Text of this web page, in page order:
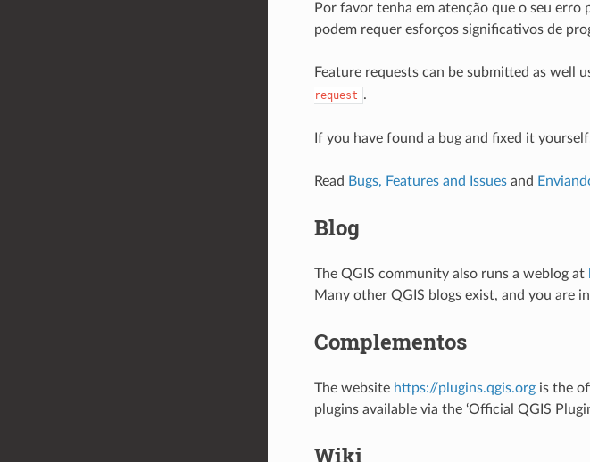
Por favor tenha em atenção que o seu erro
podem requer esforços significativos de
Feature requests can be submitted as well
request .
If you have found a bug and fixed it
Read Bugs, Features and Issuesand
Blog
The QGIS community also runs a weblog at
Many other QGIS blogs exist, and you are
Complementos
The website https://plugins.qgis.orgis the
plugins available via the ‘Official QGIS
Wiki